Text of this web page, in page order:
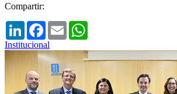
Compartir:
LinkedInFacebook
Email
Institucional